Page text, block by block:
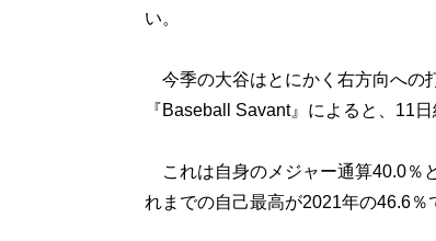
い。
今季の大谷はとにかく右方向への
『Baseball Savant』によると、11
これは自身のメジャー通算40.0％
れまでの自己最高が2021年の46.6％